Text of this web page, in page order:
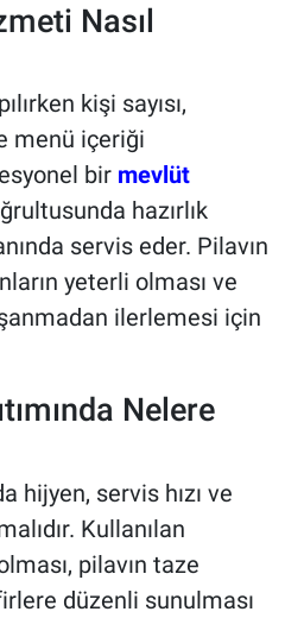
Nasıl
kişi sayısı,
menü içeriği
bir mevlüt
hazırlık
servis eder. Pilavın
yeterli olması ve
ilerlemesi için
Nelere
hijyen, servis hızı ve
Kullanılan
pilavın taze
düzenli sunulması